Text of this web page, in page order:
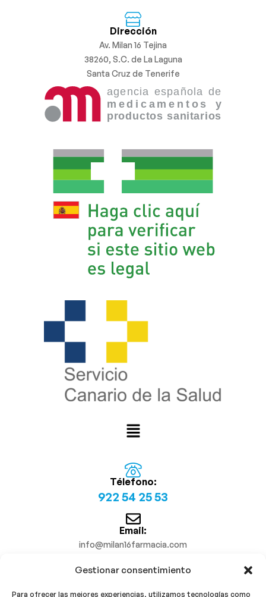
Gestionar consentimiento
Para ofrecer las mejores experiencias, utilizamos tecnologías como
Dirección
Av. Milan 16 Tejina
38260, S.C. de La Laguna
Santa Cruz de Tenerife
Télefono:
922 54 25 53
Email:
info@milan16farmacia.com
¡Síguenos!